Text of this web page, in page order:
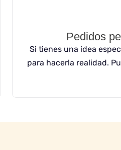
Pedidos
Si tienes una idea
para hacerla realidad.